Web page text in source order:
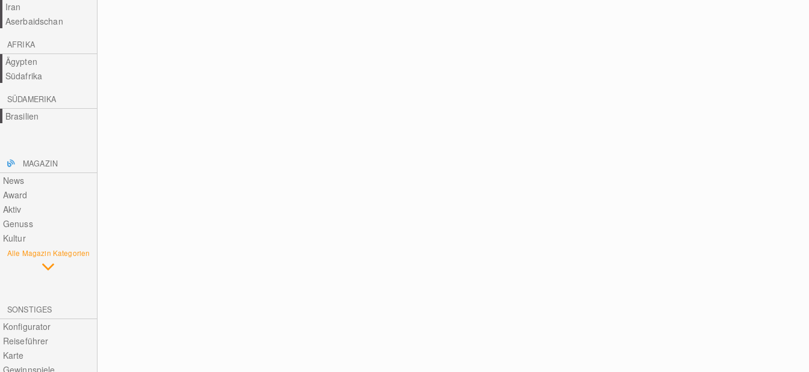
Iran
Aserbaidschan
AFRIKA
Ägypten
Südafrika
SÜDAMERIKA
Brasilien
MAGAZIN
News
Award
Aktiv
Genuss
Kultur
Alle Magazin Kategorien
SONSTIGES
Konfigurator
Reiseführer
Karte
Gewinnspiele